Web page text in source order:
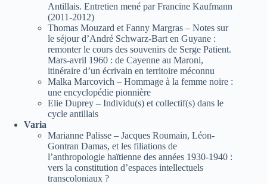
Antillais. Entretien mené par Francine Kaufmann
(2011-2012)
Thomas Mouzard et Fanny Margras – Notes sur
le séjour d’André Schwarz-Bart en Guyane :
remonter le cours des souvenirs de Serge Patient.
Mars-avril 1960 : de Cayenne au Maroni,
itinéraire d’un écrivain en territoire méconnu
Malka Marcovich – Hommage à la femme noire :
une encyclopédie pionnière
Elie Duprey – Individu(s) et collectif(s) dans le
cycle antillais
Varia
Marianne Palisse – Jacques Roumain, Léon-
Gontran Damas, et les filiations de
l’anthropologie haïtienne des années 1930-1940 :
vers la constitution d’espaces intellectuels
transcoloniaux ?